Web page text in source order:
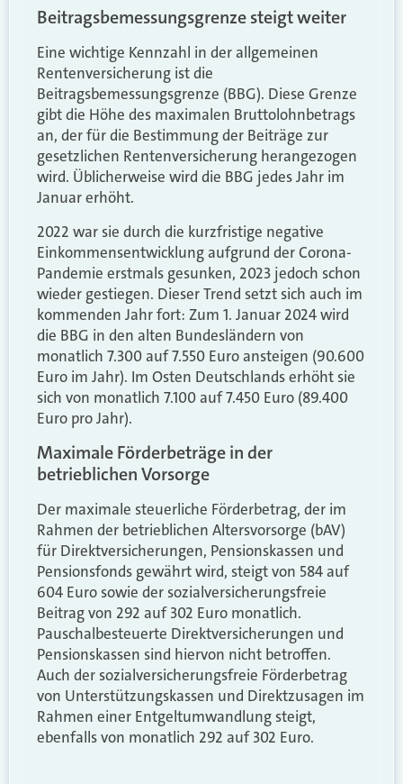
Beitragsbemessungsgrenze steigt weiter
Eine wichtige Kennzahl in der allgemeinen
Rentenversicherung ist die
Beitragsbemessungsgrenze (BBG). Diese Grenze
gibt die Höhe des maximalen Bruttolohnbetrags
an, der für die Bestimmung der Beiträge zur
gesetzlichen Rentenversicherung herangezogen
wird. Üblicherweise wird die BBG jedes Jahr im
Januar erhöht.
2022 war sie durch die kurzfristige negative
Einkommensentwicklung aufgrund der Corona-
Pandemie erstmals gesunken, 2023 jedoch schon
wieder gestiegen. Dieser Trend setzt sich auch im
kommenden Jahr fort: Zum 1. Januar 2024 wird
die BBG in den alten Bundesländern von
monatlich 7.300 auf 7.550 Euro ansteigen (90.600
Euro im Jahr). Im Osten Deutschlands erhöht sie
sich von monatlich 7.100 auf 7.450 Euro (89.400
Euro pro Jahr).
Maximale Förderbeträge in der
betrieblichen Vorsorge
Der maximale steuerliche Förderbetrag, der im
Rahmen der betrieblichen Altersvorsorge (bAV)
für Direktversicherungen, Pensionskassen und
Pensionsfonds gewährt wird, steigt von 584 auf
604 Euro sowie der sozialversicherungsfreie
Beitrag von 292 auf 302 Euro monatlich.
Pauschalbesteuerte Direktversicherungen und
Pensionskassen sind hiervon nicht betroffen.
Auch der sozialversicherungsfreie Förderbetrag
von Unterstützungskassen und Direktzusagen im
Rahmen einer Entgeltumwandlung steigt,
ebenfalls von monatlich 292 auf 302 Euro.